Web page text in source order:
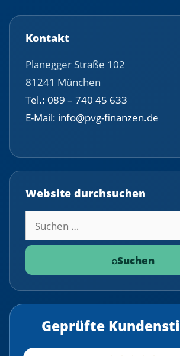
Kontakt
Planegger Straße 102
81241 München
Tel.: 089 – 740 45 633
E-Mail: info@pvg-finanzen.de
Website durchsuchen
⌕Suchen
Geprüfte